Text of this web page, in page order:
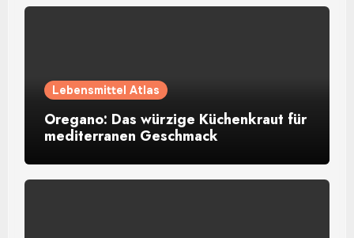
Lebensmittel Atlas
Oregano: Das würzige Küchenkraut für
mediterranen Geschmack